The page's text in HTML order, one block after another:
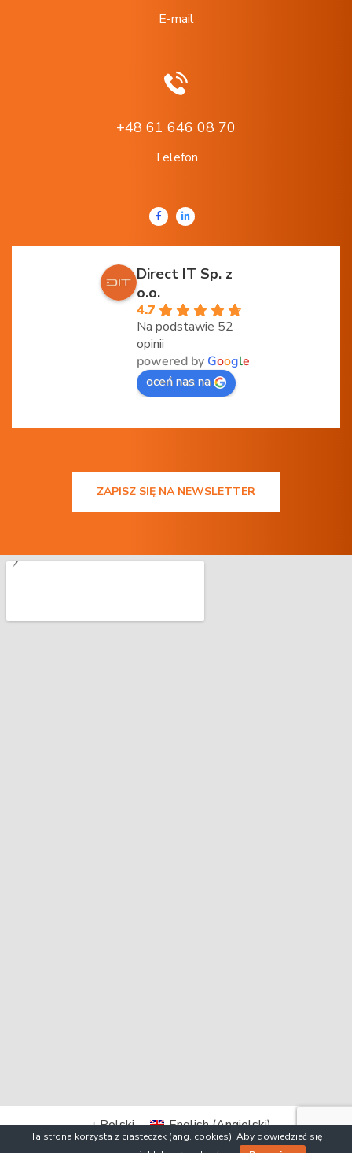
E-mail
+48 61 646 08 70
Telefon
Direct IT Sp. z
o.o.
4.7
Na podstawie 52
opinii
powered by Google
oceń nas na
ZAPISZ SIĘ NA NEWSLETTER
Ta strona korzysta z ciasteczek (ang. cookies). Aby dowiedzieć się
Polski English(Angielski)